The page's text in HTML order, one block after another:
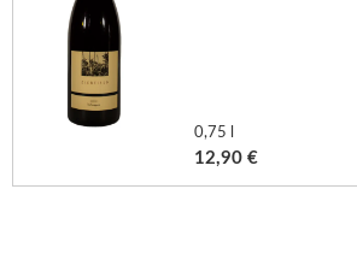
0,75 l
12,90 €